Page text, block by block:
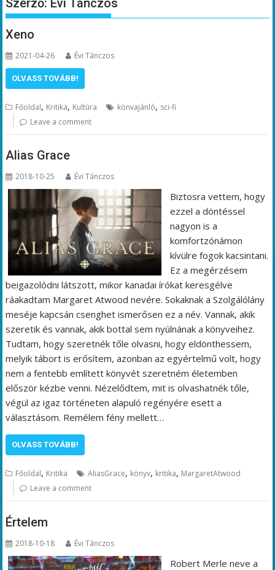
Szerző: Évi Tánczos
Xeno
2021-04-26 Évi Tánczos
OLVASS TOVÁBB!
Főoldal, Kritika, Kultúra könvajánló, sci-fi
Leave a comment
Alias Grace
2018-10-25 Évi Tánczos
Biztosra vettem, hogy
ezzel a döntéssel
nagyon is a
komfortzónámon
kívülre fogok kacsintani.
Ez a megérzésem
beigazolódni látszott, mikor kanadai írókat keresgélve
ráakadtam Margaret Atwood nevére. Sokaknak a Szolgálólány
meséje kapcsán csenghet ismerősen ez a név. Vannak, akik
szeretik és vannak, akik bottal sem nyúlnának a könyveihez.
Tudtam, hogy szeretnék tőle olvasni, hogy eldönthessem,
melyik tábort is erősítem, azonban az egyértelmű volt, hogy
nem a fentebb említett könyvét szeretném életemben
először kézbe venni. Nézelődtem, mit is olvashatnék tőle,
végül az igaz történeten alapuló regényére esett a
választásom. Remélem fény mellett…
OLVASS TOVÁBB!
Főoldal, Kritika AliasGrace, könyv, kritika, MargaretAtwood
Leave a comment
Értelem
2018-10-18 Évi Tánczos
Robert Merle neve a